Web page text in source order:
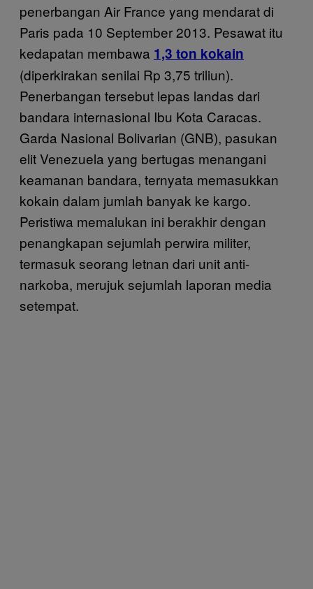
penerbangan Air France yang mendarat di
Paris pada 10 September 2013. Pesawat itu
kedapatan membawa 1,3 ton kokain
(diperkirakan senilai Rp 3,75 triliun).
Penerbangan tersebut lepas landas dari
bandara internasional Ibu Kota Caracas.
Garda Nasional Bolivarian (GNB), pasukan
elit Venezuela yang bertugas menangani
keamanan bandara, ternyata memasukkan
kokain dalam jumlah banyak ke kargo.
Peristiwa memalukan ini berakhir dengan
penangkapan sejumlah perwira militer,
termasuk seorang letnan dari unit anti-
narkoba, merujuk sejumlah laporan media
setempat.